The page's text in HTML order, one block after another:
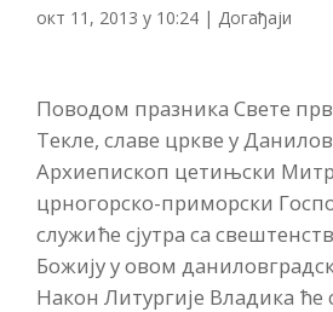
окт 11, 2013 у 10:24 | Догађаји
Поводом празника Свете
Текле, славе цркве у
Архиепископ цетињски
црногорско-приморски
служиће сјутра са
Божију у овом
Након Литургије Владика ће